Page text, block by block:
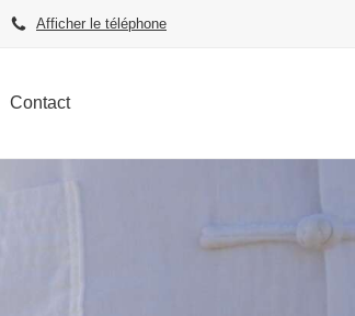
Afficher le téléphone
Contact